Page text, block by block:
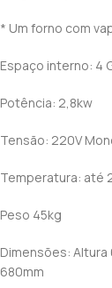
* Um forno com
Espaço interno: 4
Potência: 2,8kw
Tensão: 220V
Temperatura: até
Peso 45kg
Dimensões:
680mm